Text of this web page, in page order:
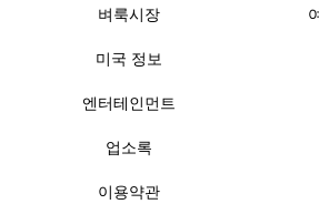
벼룩시장
미국 정보
엔터테인먼트
업소록
이용약관